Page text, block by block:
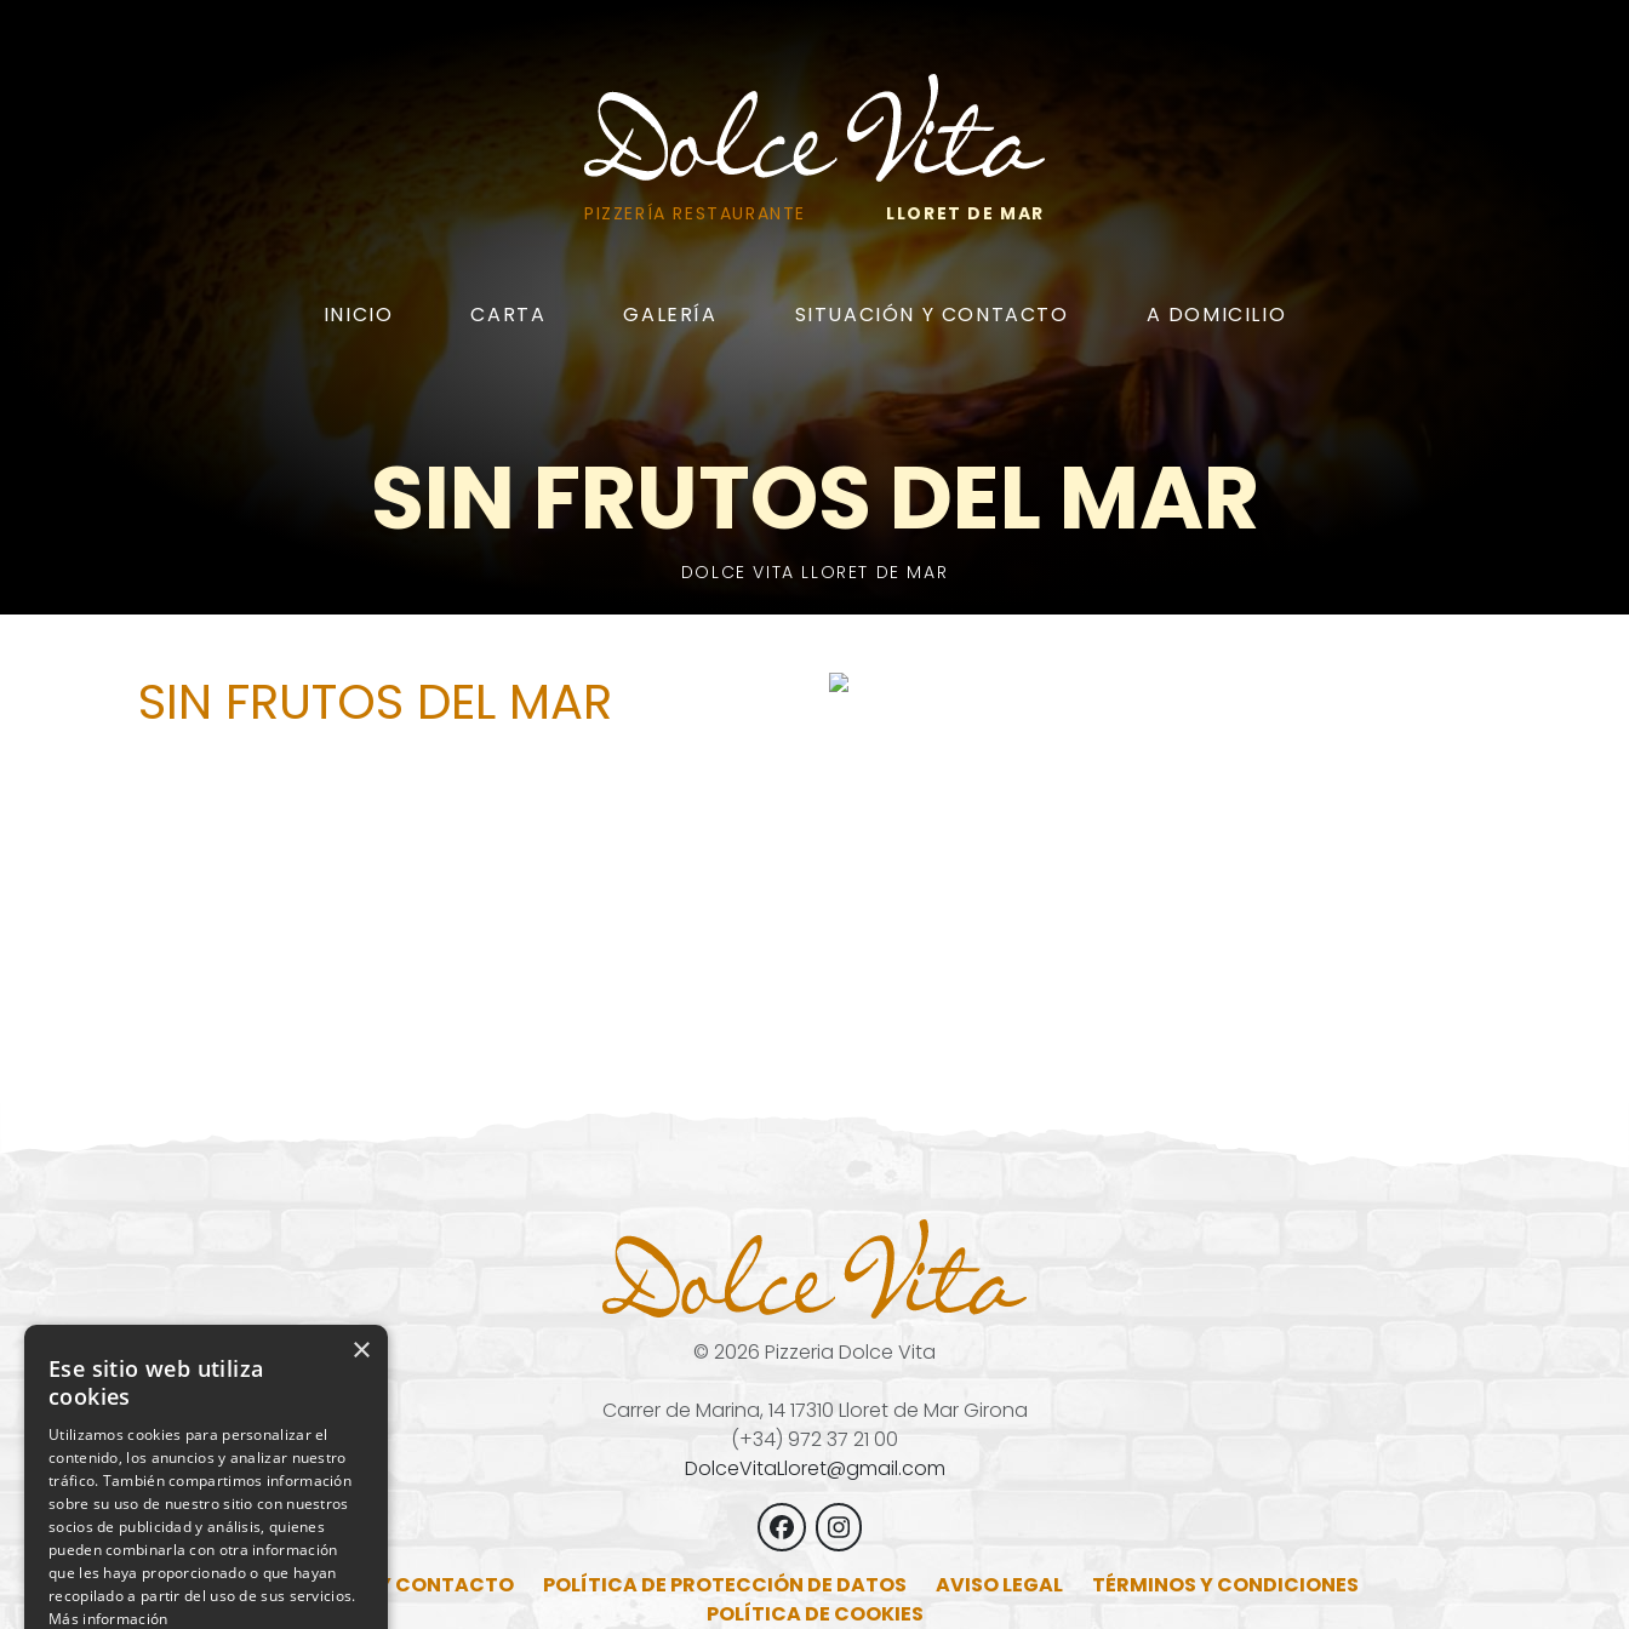
PIZZERÍA RESTAURANTE LLORET DE MAR
INICIO CARTA GALERÍA SITUACIÓN Y CONTACTO A DOMICILIO
SIN FRUTOS DEL MAR
DOLCE VITA LLORET DE MAR
SIN FRUTOS DEL MAR
© 2026 Pizzeria Dolce Vita
Carrer de Marina, 14 17310 Lloret de Mar Girona
(+34) 972 37 21 00
DolceVitaLloret@gmail.com
SITUACIÓN Y CONTACTO POLÍTICA DE PROTECCIÓN DE DATOS AVISO LEGAL
TÉRMINOS Y CONDICIONES
POLÍTICA DE COOKIES
×
Ese sitio web utiliza
cookies
Utilizamos cookies para personalizar el
contenido, los anuncios y analizar nuestro
tráfico. También compartimos información
sobre su uso de nuestro sitio con nuestros
socios de publicidad y análisis, quienes
pueden combinarla con otra información
que les haya proporcionado o que hayan
recopilado a partir del uso de sus servicios.
Más información